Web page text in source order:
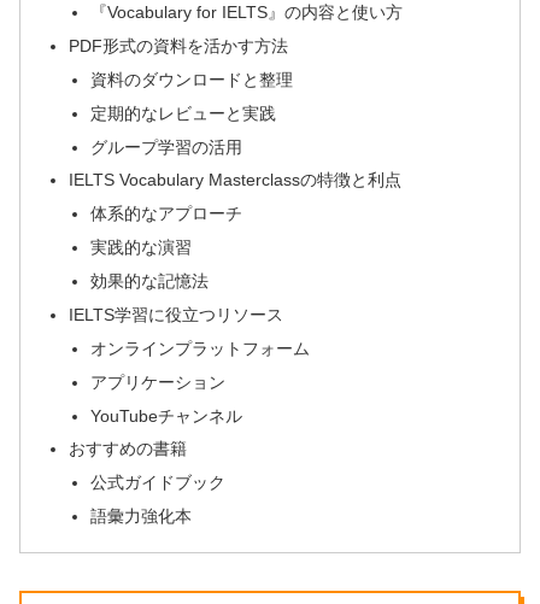
『Vocabulary for IELTS』の内容と使い方
PDF形式の資料を活かす方法
資料のダウンロードと整理
定期的なレビューと実践
グループ学習の活用
IELTS Vocabulary Masterclassの特徴と利点
体系的なアプローチ
実践的な演習
効果的な記憶法
IELTS学習に役立つリソース
オンラインプラットフォーム
アプリケーション
YouTubeチャンネル
おすすめの書籍
公式ガイドブック
語彙力強化本